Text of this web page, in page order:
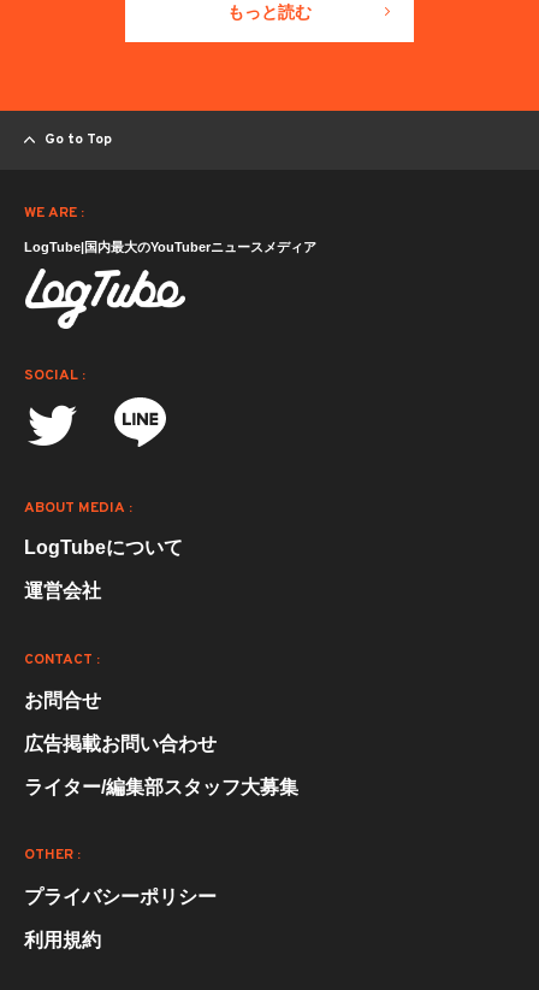
もっと読む
Go to Top
WE ARE :
LogTube|国内最大のYouTuberニュースメディア
SOCIAL :
ABOUT MEDIA :
LogTubeについて
運営会社
CONTACT :
お問合せ
広告掲載お問い合わせ
ライター/編集部スタッフ大募集
OTHER :
プライバシーポリシー
利用規約